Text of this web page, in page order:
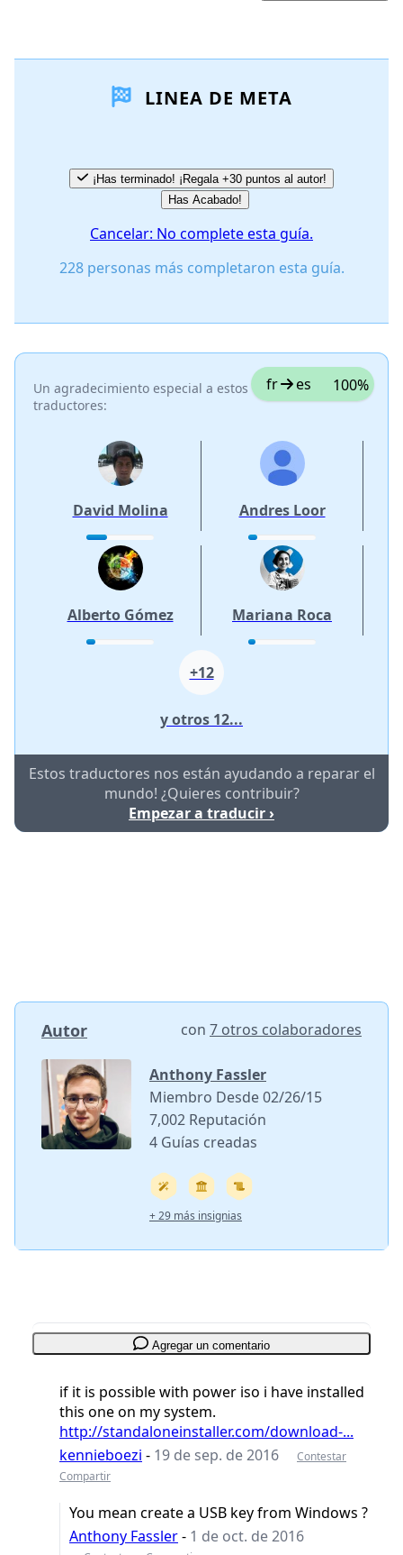
Agregar Comentario
Cancelar Publicar comentario
LINEA DE META
¡Has terminado! ¡Regala +30 puntos al autor!
Has Acabado!
Cancelar: No complete esta guía.
228 personas más completaron esta guía.
Un agradecimiento especial a estos
traductores:
fr es 100%
David Molina Andres Loor
Alberto Gómez Mariana Roca
+12
y otros 12...
Estos traductores nos están ayudando a reparar el
mundo! ¿Quieres contribuir?
Empezar a traducir ›
Autor con 7 otros colaboradores
Anthony Fassler
Miembro Desde 02/26/15
7,002 Reputación
4 Guías creadas
+ 29 más insignias
Agregar un comentario
if it is possible with power iso i have installed
this one on my system.
http://standaloneinstaller.com/download-...
kennieboezi - 19 de sep. de 2016
Contestar
Compartir
You mean create a USB key from Windows ?
Anthony Fassler- 1 de oct. de 2016